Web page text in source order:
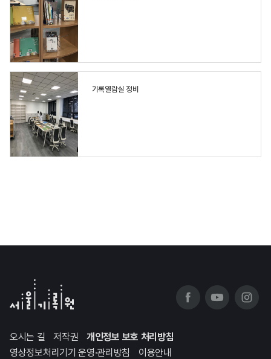
기록열람실 정비
오시는 길 저작권
개인정보 보호 처리방침
영상정보처리기기 운영·관리방침
이용안내